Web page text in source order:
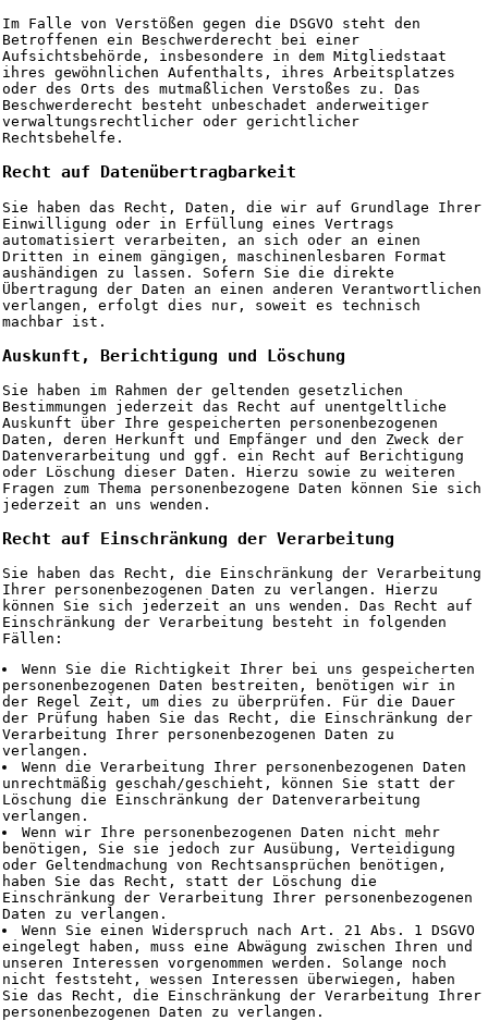
Im Falle von Verstößen gegen die DSGVO steht den
Betroffenen ein Beschwerderecht bei einer
Aufsichtsbehörde, insbesondere in dem Mitgliedstaat
ihres gewöhnlichen Aufenthalts, ihres Arbeitsplatzes
oder des Orts des mutmaßlichen Verstoßes zu. Das
Beschwerderecht besteht unbeschadet anderweitiger
verwaltungsrechtlicher oder gerichtlicher
Rechtsbehelfe.
Recht auf Daten­übertrag­barkeit
Sie haben das Recht, Daten, die wir auf Grundlage Ihrer
Einwilligung oder in Erfüllung eines Vertrags
automatisiert verarbeiten, an sich oder an einen
Dritten in einem gängigen, maschinenlesbaren Format
aushändigen zu lassen. Sofern Sie die direkte
Übertragung der Daten an einen anderen Verantwortlichen
verlangen, erfolgt dies nur, soweit es technisch
machbar ist.
Auskunft, Berichtigung und Löschung
Sie haben im Rahmen der geltenden gesetzlichen
Bestimmungen jederzeit das Recht auf unentgeltliche
Auskunft über Ihre gespeicherten personenbezogenen
Daten, deren Herkunft und Empfänger und den Zweck der
Datenverarbeitung und ggf. ein Recht auf Berichtigung
oder Löschung dieser Daten. Hierzu sowie zu weiteren
Fragen zum Thema personenbezogene Daten können Sie sich
jederzeit an uns wenden.
Recht auf Einschränkung der Verarbeitung
Sie haben das Recht, die Einschränkung der Verarbeitung
Ihrer personenbezogenen Daten zu verlangen. Hierzu
können Sie sich jederzeit an uns wenden. Das Recht auf
Einschränkung der Verarbeitung besteht in folgenden
Fällen:
Wenn Sie die Richtigkeit Ihrer bei uns gespeicherten
personenbezogenen Daten bestreiten, benötigen wir in
der Regel Zeit, um dies zu überprüfen. Für die Dauer
der Prüfung haben Sie das Recht, die Einschränkung der
Verarbeitung Ihrer personenbezogenen Daten zu
verlangen.
Wenn die Verarbeitung Ihrer personenbezogenen Daten
unrechtmäßig geschah/geschieht, können Sie statt der
Löschung die Einschränkung der Datenverarbeitung
verlangen.
Wenn wir Ihre personenbezogenen Daten nicht mehr
benötigen, Sie sie jedoch zur Ausübung, Verteidigung
oder Geltendmachung von Rechtsansprüchen benötigen,
haben Sie das Recht, statt der Löschung die
Einschränkung der Verarbeitung Ihrer personenbezogenen
Daten zu verlangen.
Wenn Sie einen Widerspruch nach Art. 21 Abs. 1 DSGVO
eingelegt haben, muss eine Abwägung zwischen Ihren und
unseren Interessen vorgenommen werden. Solange noch
nicht feststeht, wessen Interessen überwiegen, haben
Sie das Recht, die Einschränkung der Verarbeitung Ihrer
personenbezogenen Daten zu verlangen.